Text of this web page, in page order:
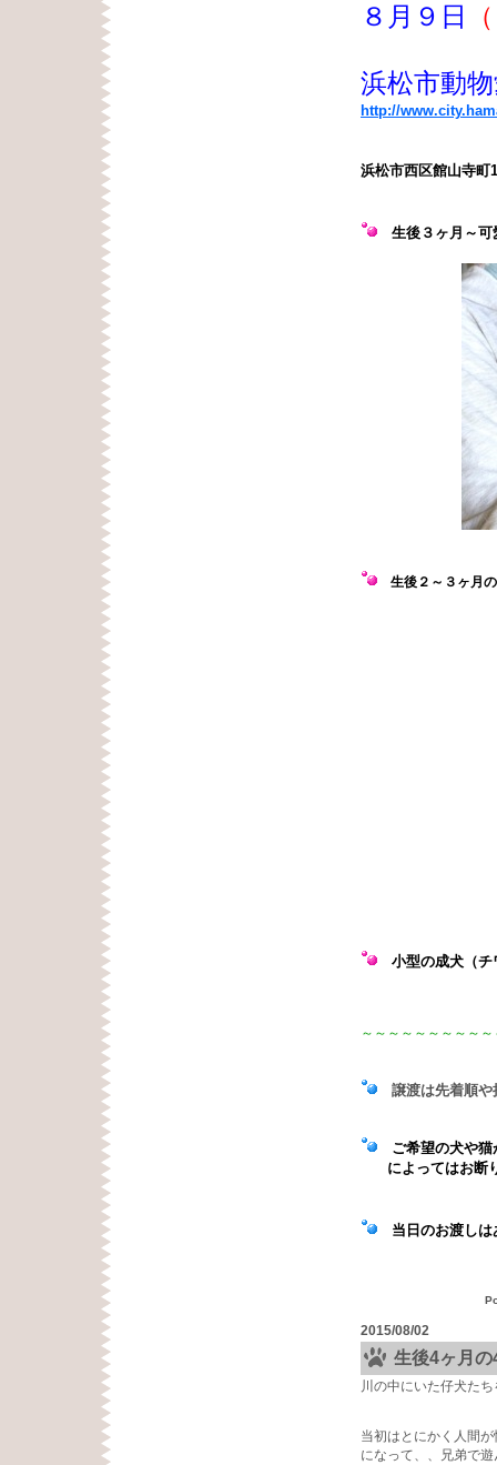
８月９日
浜松市動
http://
浜松市西区館山寺
生後３ヶ月 ～
生後２～３ヶ月
小型の成犬（チ
～～～～～～～～～
譲渡は先着順や
ご希望の犬や猫
によってはお断
当日のお渡しは
2015/08/02
生後4ヶ月
川の中にいた仔犬た
当初はとにかく人間
になって、、兄弟で